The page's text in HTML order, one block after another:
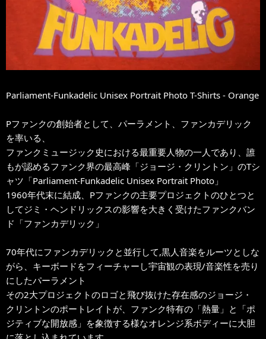
Parliament-Funkadelic Unisex Portrait Photo T-Shirts - Orange
Pファンクの創始者として、パーラメント、ファンカデリック
を率いる、
ファンクミュージック史における最重要人物の一人であり、誰
もが認めるファンク界の最高峰「ジョージ・クリントン」のTシ
ャツ「Parliament-Funkadelic Unisex Portrait Photo」
1960年代末に結成、Pファンクの主要プロジェクトのひとつと
してジミ・ヘンドリックスの影響を大きく受けたファンクバン
ド「ファンカデリック」
70年代にファンカデリックと並行して,黒人音楽をルーツとしな
がら、キーボードをフィーチャーし宇宙観の表現/音楽性を売り
にしたパーラメント
その2大プロジェクトのロゴと飛び抜けた存在感のジョージ・
クリントンのポートレイトが、ファンク特有の「熱量」と「ポ
ジティブな開放感」を象徴する様なオレンジ系ボディーに大胆